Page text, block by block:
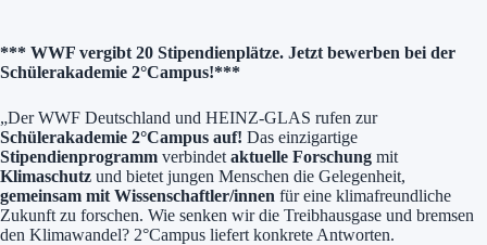
*** WWF vergibt 20 Stipendienplätze. Jetzt bewerben bei der
Schülerakademie 2°Campus!***
„Der WWF Deutschland und HEINZ-GLAS rufen zur
Schülerakademie 2°Campus auf! Das einzigartige
Stipendienprogramm verbindet aktuelle Forschung mit
Klimaschutz und bietet jungen Menschen die Gelegenheit,
gemeinsam mit Wissenschaftler/innen für eine klimafreundliche
Zukunft zu forschen. Wie senken wir die Treibhausgase und bremsen
den Klimawandel? 2°Campus liefert konkrete Antworten.